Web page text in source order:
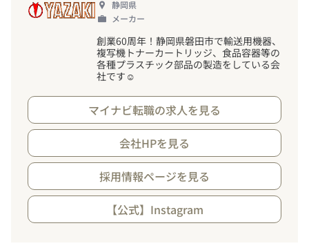
静岡県
メーカー
創業60周年 ！ 静岡県磐田市で輸送用機器、
複写機トナーカートリッジ、食品容器等の
各種プラスチック部品の製造をしている会
社です☺
マイナビ転職の求人を見る
会社HPを見る
採用情報ページを見る
【公式】Instagram